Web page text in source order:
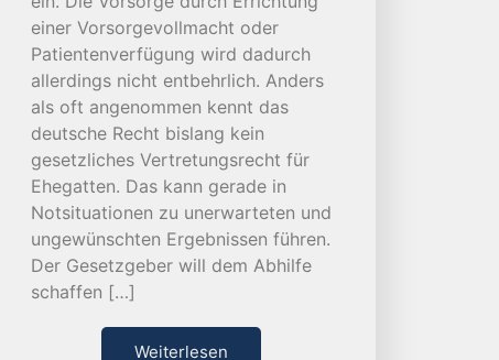
einer Vorsorgevollmacht oder
Patientenverfügung wird dadurch
allerdings nicht entbehrlich. Anders
als oft angenommen kennt das
deutsche Recht bislang kein
gesetzliches Vertretungsrecht für
Ehegatten. Das kann gerade in
Notsituationen zu unerwarteten und
ungewünschten Ergebnissen führen.
Der Gesetzgeber will dem Abhilfe
schaffen […]
Weiterlesen